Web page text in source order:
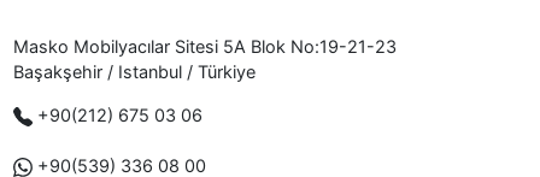
Masko Mobilyacılar Sitesi 5A Blok No:19-21-23
Başakşehir / Istanbul / Türkiye
+90(212) 675 03 06
+90(539) 336 08 00